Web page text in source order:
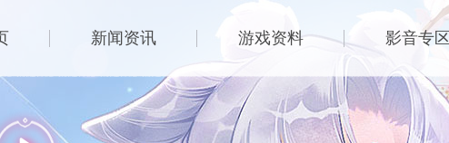
影音专区
游戏资料
新闻资讯